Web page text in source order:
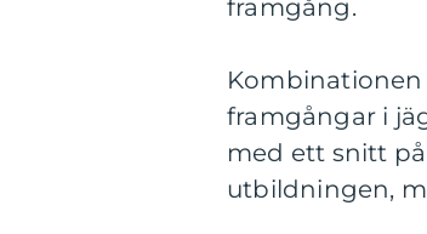
framgång.
Kombinationen
framgångar i
med ett snitt
utbildningen,